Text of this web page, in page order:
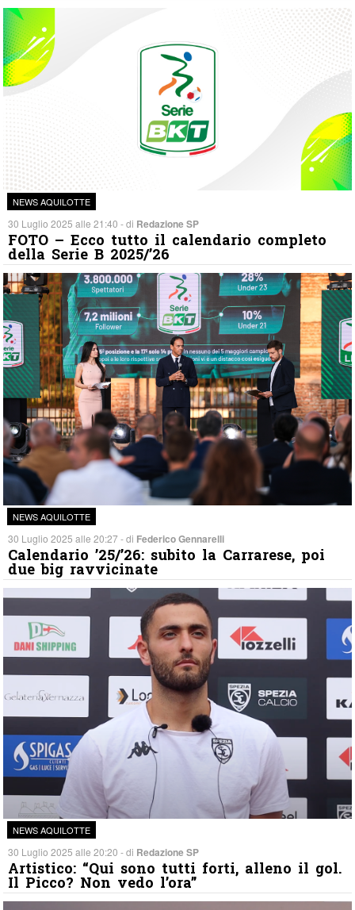
NEWS AQUILOTTE
30 Luglio 2025 alle 21:40 - di Redazione SP
FOTO – Ecco tutto il calendario completo
della Serie B 2025/’26
NEWS AQUILOTTE
30 Luglio 2025 alle 20:27 - di Federico Gennarelli
Calendario ’25/’26: subito la Carrarese, poi
due big ravvicinate
NEWS AQUILOTTE
30 Luglio 2025 alle 20:20 - di Redazione SP
Artistico: “Qui sono tutti forti, alleno il gol.
Il Picco? Non vedo l’ora”